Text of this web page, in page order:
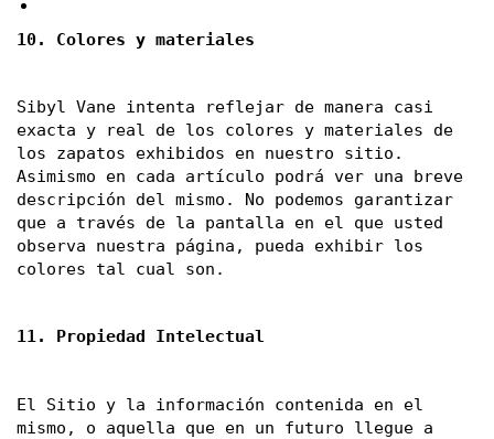
10. Colores y materiales
Sibyl Vane intenta reflejar de manera casi
exacta y real de los colores y materiales de
los zapatos exhibidos en nuestro sitio.
Asimismo en cada artículo podrá ver una breve
descripción del mismo. No podemos garantizar
que a través de la pantalla en el que usted
observa nuestra página, pueda exhibir los
colores tal cual son.
11. Propiedad Intelectual
El Sitio y la información contenida en el
mismo, o aquella que en un futuro llegue a